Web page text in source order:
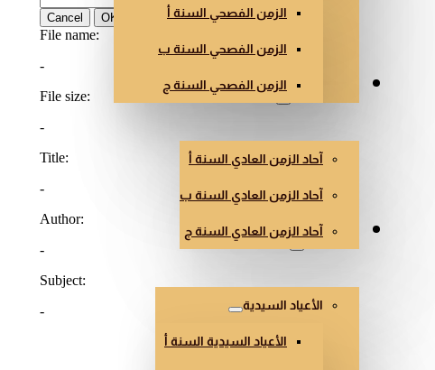
الزمن الفصحي السنة أ
الزمن الفصحي السنة ب
الزمن الفصحي السنة ج الزمن العادي
آحاد الزمن العادي السنة أ
آحاد الزمن العادي السنة ب
آحاد الزمن العادي السنة جأعياد أخرى
الأعياد السيدية
الأعياد السيدية السنة أ